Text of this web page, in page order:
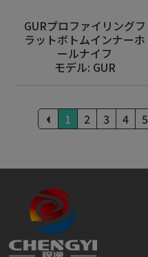
GURプロファイリングフ
ラットボトムインナーホ
ールナイフ
モデル: GUR
1 2 3 4 5